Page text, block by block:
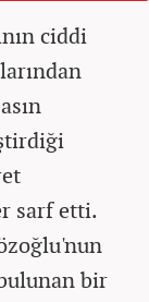
ciddi
sarf etti.
bir